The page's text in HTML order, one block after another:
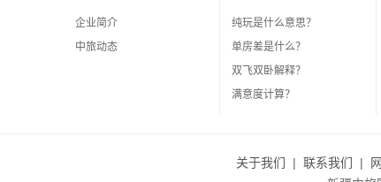
企业简介
中旅动态
纯玩是什么意思？
单房差是什么？
双飞双卧解释？
满意度计算？
关于我们 | 联系我们 |